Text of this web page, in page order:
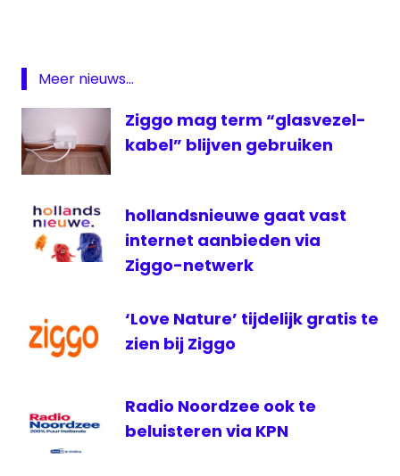
Film1
On
Demand
ziggo
Meer nieuws...
Ziggo mag term “glasvezel-
kabel” blijven gebruiken
hollandsnieuwe gaat vast
internet aanbieden via
Ziggo-netwerk
‘Love Nature’ tijdelijk gratis te
zien bij Ziggo
Radio Noordzee ook te
beluisteren via KPN